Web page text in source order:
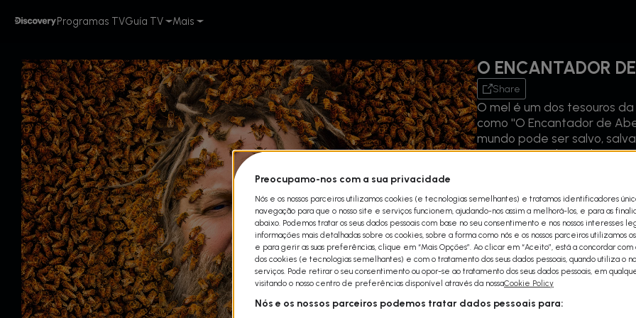
Programas TVGuía TV Mais
O ENCANTADOR
Share
O mel é um dos tesouros
como ''O Encantador de
mundo pode ser salvo,
O Discovery Channel
especialista na linguagem
salvar favos de abelhas
sejam destruídos.
Ao salvar a sua casa e os
ameaças, Schumacher
população de abelhas nos
império de colmeias sem
qualidade sob os seus
trabalham em conjunto
‘O Encantador de
Preocupamo-nos com a sua privacidade
Nós e os nossos parceiros utilizamos cookies (e tecnologias semelhantes) e tratamos identificadores
navegação para que o nosso site e serviços funcionem, ajudando-nos assim a melhorá-los, e para as
abaixo. Podemos tratar os seus dados pessoais com base no seu consentimento e nos nossos interesses
informações mais detalhadas sobre os cookies, sobre a forma como nós e os nossos parceiros utilizamos
e para gerir as suas preferências, clique em “Mais Opções”. Ao clicar em “Aceito”, está a concordar com
dos cookies (e tecnologias semelhantes) e com o tratamento dos seus dados pessoais, quando utiliza o
serviços. Pode retirar o seu consentimento ou opor-se ao tratamento dos seus dados pessoais, em
visitando o nosso centro de preferências disponível através da nossaCookie Policy
Nós e os nossos parceiros podemos tratar dados pessoais para: